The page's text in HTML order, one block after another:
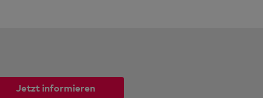
Jetzt informieren